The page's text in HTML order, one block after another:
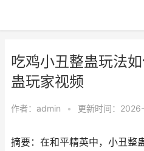
吃鸡小丑整蛊玩法
蛊玩家视频
作者： admin • 更新时间：
摘要：在和平精英中，小丑整